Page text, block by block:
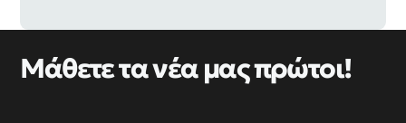
Μάθετε τα νέα μας πρώτοι!